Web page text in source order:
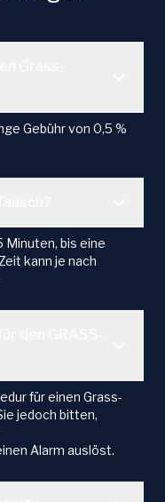
Gebühr von 0,5 %
Minuten, bis eine
kann je nach
für einen Grass-
jedoch bitten,
Alarm auslöst.